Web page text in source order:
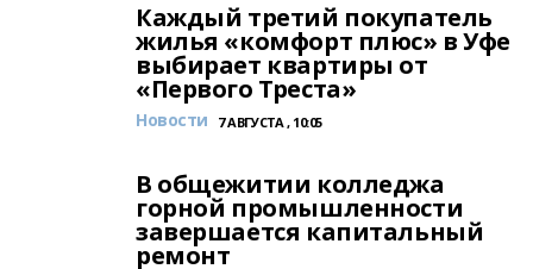
Каждый третий покупатель
жилья «комфорт плюс» в Уфе
выбирает квартиры от
«Первого Треста»
Новости 7 АВГУСТА , 10:05
В общежитии колледжа
горной промышленности
завершается капитальный
ремонт